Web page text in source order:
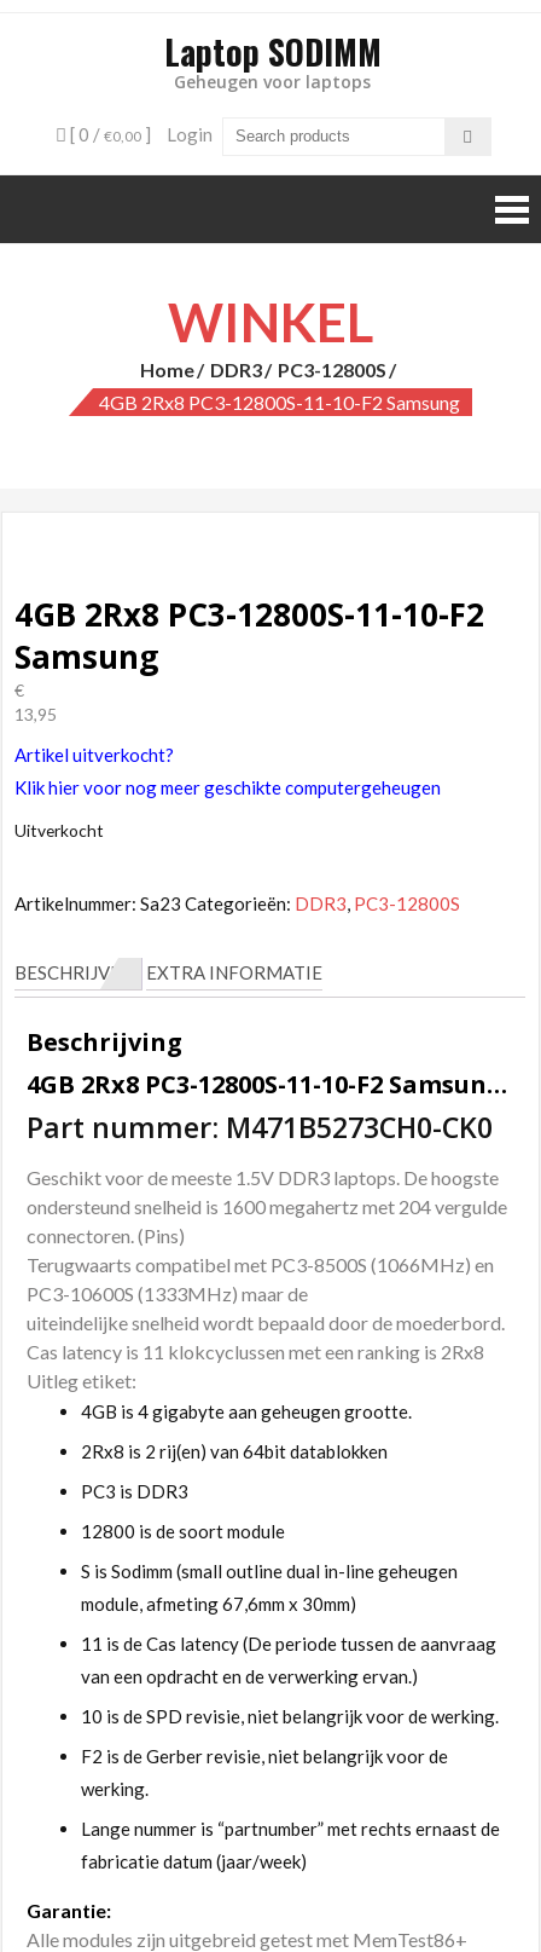
Laptop SODIMM
Geheugen voor laptops
[ 0 / €0,00 ] Login
WINKEL
Home DDR3
PC3-12800S
4GB 2Rx8 PC3-12800S-11-10-F2 Samsung
4GB 2Rx8 PC3-12800S-11-10-F2
Samsung
€
13,95
Artikel uitverkocht?
Klik hier voor nog meer geschikte computergeheugen
Uitverkocht
Artikelnummer:Sa23 Categorieën: DDR3, PC3-12800S
BESCHRIJVING EXTRA INFORMATIE
Beschrijving
4GB 2Rx8 PC3-12800S-11-10-F2 Samsung Sodimm geheugen
Part nummer: M471B5273CH0-CK0
Geschikt voor de meeste 1.5V DDR3 laptops. De hoogste
ondersteund snelheid is 1600 megahertz met 204 vergulde
connectoren. (Pins)
Terugwaarts compatibel met PC3-8500S (1066MHz) en
PC3-10600S (1333MHz) maar de
uiteindelijke snelheid wordt bepaald door de moederbord.
Cas latency is 11 klokcyclussen met een ranking is 2Rx8
Uitleg etiket:
4GB is 4 gigabyte aan geheugen grootte.
2Rx8 is 2 rij(en) van 64bit datablokken
PC3 is DDR3
12800 is de soort module
S is Sodimm (small outline dual in-line geheugen
module, afmeting 67,6mm x 30mm)
11 is de Cas latency (De periode tussen de aanvraag
van een opdracht en de verwerking ervan.)
10 is de SPD revisie, niet belangrijk voor de werking.
F2 is de Gerber revisie, niet belangrijk voor de
werking.
Lange nummer is “partnumber” met rechts ernaast de
fabricatie datum (jaar/week)
Garantie:
Alle modules zijn uitgebreid getest met MemTest86+